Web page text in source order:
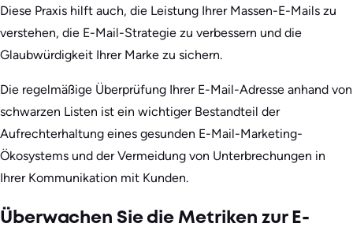
Diese Praxis hilft auch, die Leistung Ihrer Massen-E-Mails zu
verstehen, die E-Mail-Strategie zu verbessern und die
Glaubwürdigkeit Ihrer Marke zu sichern.
Die regelmäßige Überprüfung Ihrer E-Mail-Adresse anhand von
schwarzen Listen ist ein wichtiger Bestandteil der
Aufrechterhaltung eines gesunden E-Mail-Marketing-
Ökosystems und der Vermeidung von Unterbrechungen in
Ihrer Kommunikation mit Kunden.
Überwachen Sie die Metriken zur E-